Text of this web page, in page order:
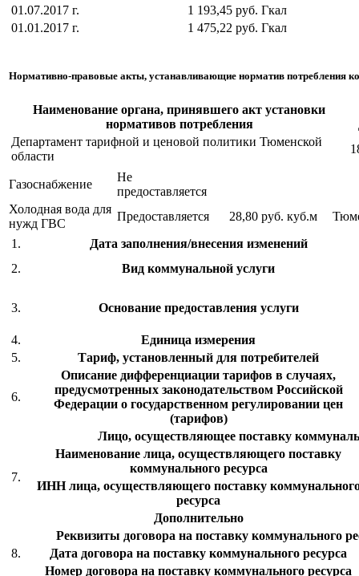
01.07.2017 г.
1 193,45 руб. Гкал
01.01.2017 г.
1 475,22 руб. Гкал
Нормативно-правовые акты, устанавливающие норматив потребления
Наименование органа, принявшего акт установки
нормативов потребления
Департамент тарифной и ценовой политики Тюменской
области
Газоснабжение
Не
предоставляется
Холодная вода для
нужд ГВС
Предоставляется 28,80 руб. куб.м
1.
Дата заполнения/внесения изменений
2.
Вид коммунальной услуги
3. Основание предоставления услуги
4.
Единица измерения
5.
Тариф, установленный для потребителей
6.
Описание дифференциации тарифов в случаях,
предусмотренных законодательством Российской
Федерации о государственном регулировании цен
(тарифов)
7.
Лицо, осуществляющее поставку
Наименование лица, осуществляющего поставку
коммунального ресурса
ИНН лица, осуществляющего поставку
ресурса
Дополнительно
8.
Реквизиты договора на поставку коммунального
Дата договора на поставку коммунального ресурса
Номер договора на поставку коммунального ресурса